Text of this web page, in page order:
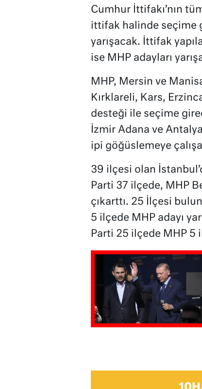
Cumhur İttifakı’nın
ittifak halinde seçime
yarışacak. İttifak
ise MHP adayları
MHP, Mersin ve
Kırklareli, Kars,
desteği ile seçime
İzmir Adana ve
ipi göğüslemeye
39 ilçesi olan
Parti 37 ilçede, MHP
çıkarttı. 25 İlçesi
5 ilçede MHP adayı
Parti 25 ilçede MHP 5